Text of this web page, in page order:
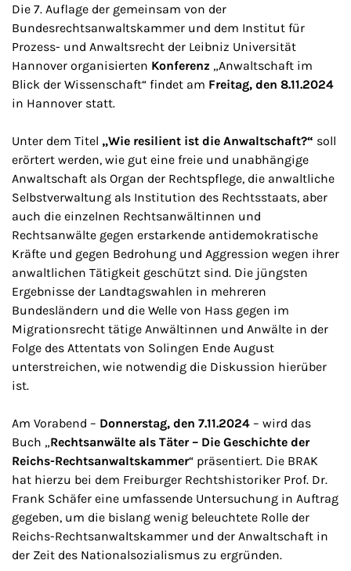
Die 7. Auflage der gemeinsam von der
Bundesrechtsanwaltskammer und dem Institut für
Prozess- und Anwaltsrecht der Leibniz Universität
Hannover organisierten Konferenz „Anwaltschaft im
Blick der Wissenschaft“ findet am Freitag, den 8.11.2024
in Hannover statt.
Unter dem Titel „Wie resilient ist die Anwaltschaft?“ soll
erörtert werden, wie gut eine freie und unabhängige
Anwaltschaft als Organ der Rechtspflege, die anwaltliche
Selbstverwaltung als Institution des Rechtsstaats, aber
auch die einzelnen Rechtsanwältinnen und
Rechtsanwälte gegen erstarkende antidemokratische
Kräfte und gegen Bedrohung und Aggression wegen ihrer
anwaltlichen Tätigkeit geschützt sind. Die jüngsten
Ergebnisse der Landtagswahlen in mehreren
Bundesländern und die Welle von Hass gegen im
Migrationsrecht tätige Anwältinnen und Anwälte in der
Folge des Attentats von Solingen Ende August
unterstreichen, wie notwendig die Diskussion hierüber
ist.
Am Vorabend – Donnerstag, den 7.11.2024 – wird das
Buch „Rechtsanwälte als Täter – Die Geschichte der
Reichs-Rechtsanwaltskammer“ präsentiert. Die BRAK
hat hierzu bei dem Freiburger Rechtshistoriker Prof. Dr.
Frank Schäfer eine umfassende Untersuchung in Auftrag
gegeben, um die bislang wenig beleuchtete Rolle der
Reichs-Rechtsanwaltskammer und der Anwaltschaft in
der Zeit des Nationalsozialismus zu ergründen.